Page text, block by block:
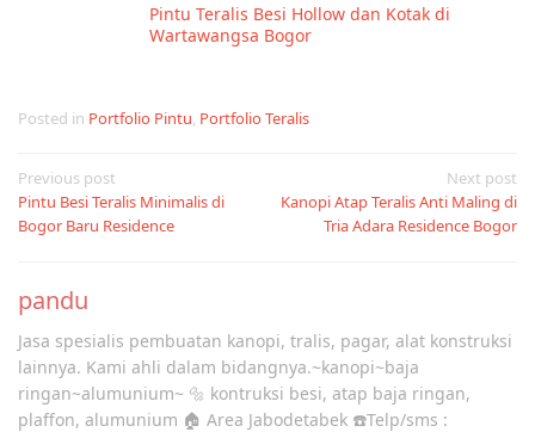
Pintu Teralis Besi Hollow dan Kotak di
Wartawangsa Bogor
Posted in Portfolio Pintu, Portfolio Teralis
Post
navigation
Previous post
Pintu Besi Teralis Minimalis di
Bogor Baru Residence
Next post
Kanopi Atap Teralis Anti Maling di
Tria Adara Residence Bogor
pandu
Jasa spesialis pembuatan kanopi, tralis, pagar, alat konstruksi
lainnya. Kami ahli dalam bidangnya.~kanopi~baja
ringan~alumunium~ 🔩 kontruksi besi, atap baja ringan,
plaffon, alumunium 🏠 Area Jabodetabek ☎️Telp/sms :